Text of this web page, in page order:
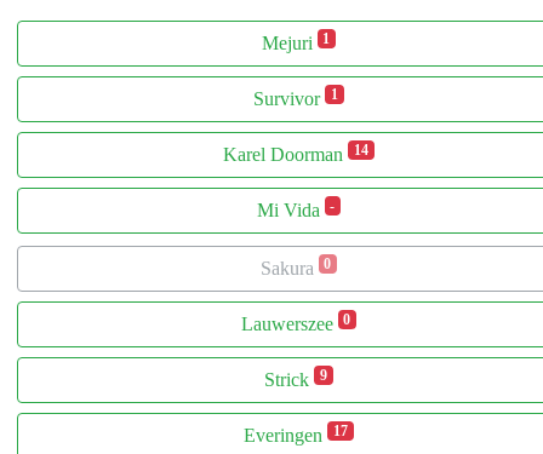
Mejuri 1
Survivor 1
Karel Doorman 14
Mi Vida -
Sakura 0
Lauwerszee 0
Strick 9
Everingen 17